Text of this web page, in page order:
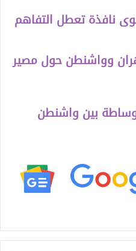
نافذة تعطل التفاهم
وواشنطن حول مصير
بين واشنطن